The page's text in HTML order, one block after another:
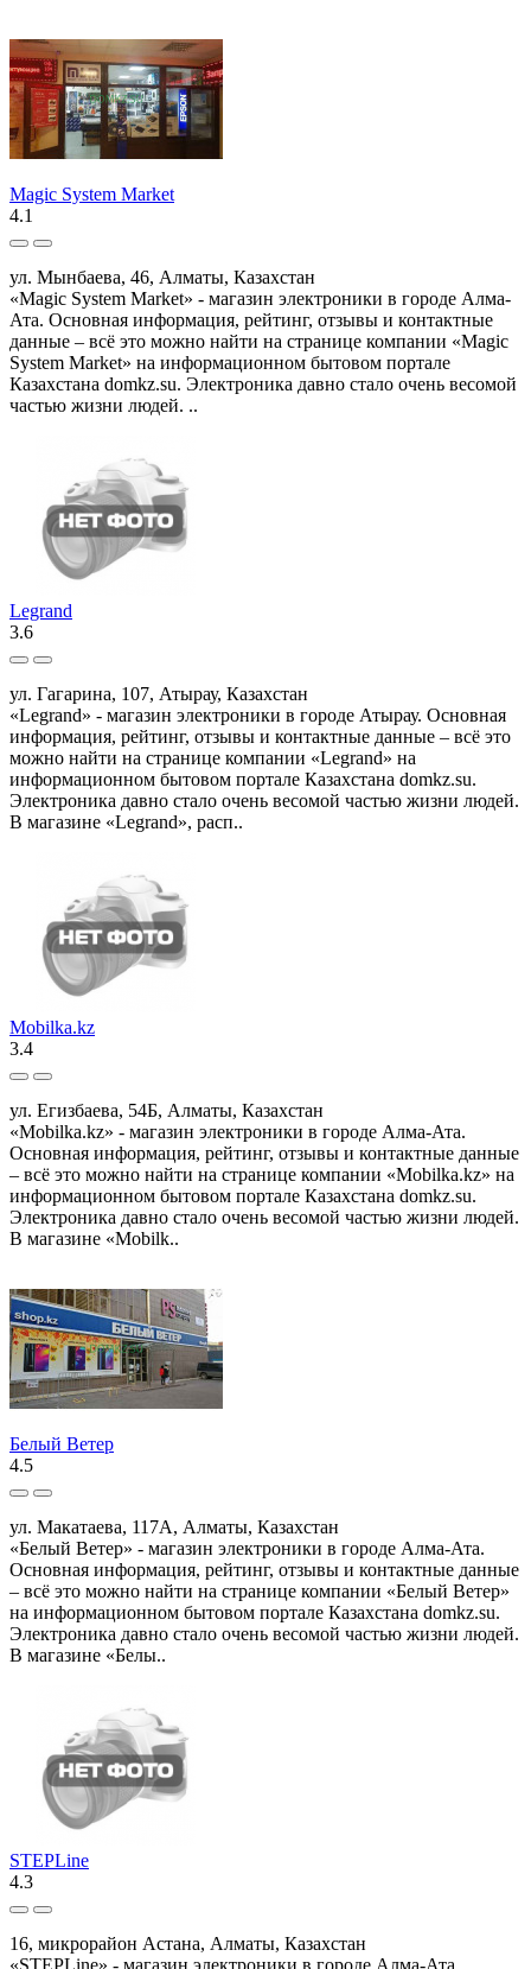
Magic System Market
4.1
ул. Мынбаева, 46, Алматы, Казахстан
«Magic System Market» - магазин электроники в городе Алма-
Ата. Основная информация, рейтинг, отзывы и контактные
данные – всё это можно найти на странице компании «Magic
System Market» на информационном бытовом портале
Казахстана domkz.su. Электроника давно стало очень весомой
частью жизни людей. ..
Legrand
3.6
ул. Гагарина, 107, Атырау, Казахстан
«Legrand» - магазин электроники в городе Атырау. Основная
информация, рейтинг, отзывы и контактные данные – всё это
можно найти на странице компании «Legrand» на
информационном бытовом портале Казахстана domkz.su.
Электроника давно стало очень весомой частью жизни людей.
В магазине «Legrand», расп..
Mobilka.kz
3.4
ул. Егизбаева, 54Б, Алматы, Казахстан
«Mobilka.kz» - магазин электроники в городе Алма-Ата.
Основная информация, рейтинг, отзывы и контактные данные
– всё это можно найти на странице компании «Mobilka.kz» на
информационном бытовом портале Казахстана domkz.su.
Электроника давно стало очень весомой частью жизни людей.
В магазине «Mobilk..
Белый Ветер
4.5
ул. Макатаева, 117А, Алматы, Казахстан
«Белый Ветер» - магазин электроники в городе Алма-Ата.
Основная информация, рейтинг, отзывы и контактные данные
– всё это можно найти на странице компании «Белый Ветер»
на информационном бытовом портале Казахстана domkz.su.
Электроника давно стало очень весомой частью жизни людей.
В магазине «Белы..
STEPLine
4.3
16, микрорайон Астана, Алматы, Казахстан
«STEPLine» - магазин электроники в городе Алма-Ата.